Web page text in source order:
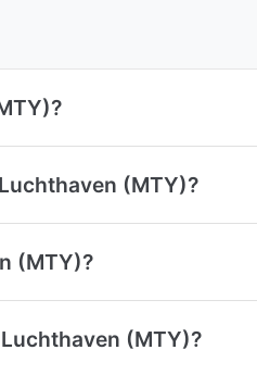
(MTY)?
(MTY)?
(MTY)?